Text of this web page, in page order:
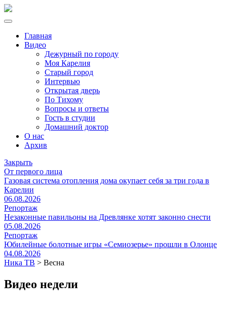
Главная
Видео
Дежурный по городу
Моя Карелия
Старый город
Интервью
Открытая дверь
По Тихому
Вопросы и ответы
Гость в студии
Домашний доктор
О нас
Архив
Закрыть
От первого лица
Газовая система отопления дома окупает себя за три года в
Карелии
06.08.2026
Репортаж
Незаконные павильоны на Древлянке хотят законно снести
05.08.2026
Репортаж
Юбилейные болотные игры «Семиозерье» прошли в Олонце
04.08.2026
Ника ТВ > Весна
Видео недели